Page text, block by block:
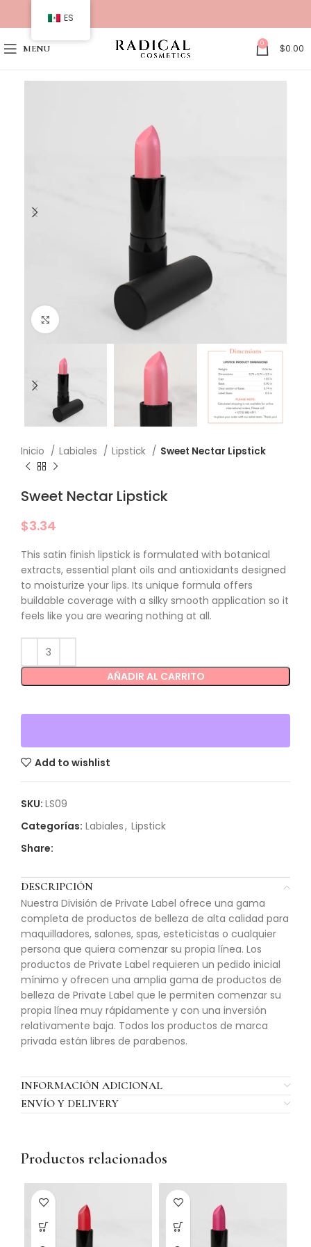
MENU 0 $0.00
Click to enlarge
Inicio Labiales Lipstick Sweet Nectar Lipstick
Sweet Nectar Lipstick
$3.34
This satin finish lipstick is formulated with botanical
extracts, essential plant oils and antioxidants designed
to moisturize your lips. Its unique formula offers
buildable coverage with a silky smooth application so it
feels like you are wearing nothing at all.
AÑADIR AL CARRITO
Add to wishlist
SKU: LS09
Categorías: Labiales, Lipstick
Share:
DESCRIPCIÓN
Nuestra División de Private Label ofrece una gama
completa de productos de belleza de alta calidad para
maquilladores, salones, spas, esteticistas o cualquier
persona que quiera comenzar su propia línea. Los
productos de Private Label requieren un pedido inicial
mínimo y ofrecen una amplia gama de productos de
belleza de Private Label que le permiten comenzar su
propia línea muy rápidamente y con una inversión
relativamente baja. Todos los productos de marca
privada están libres de parabenos.
INFORMACIÓN ADICIONAL
ENVÍO Y DELIVERY
Productos relacionados
ES